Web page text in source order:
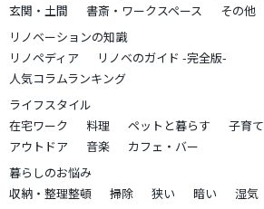
玄関・土間
書斎・ワークスペース
その他
リノベーションの知識
リノペディア
リノベのガイド -完全版-
人気コラムランキング
ライフスタイル
在宅ワーク
料理 ペットと暮らす 子育て
アウトドア
音楽
カフェ・バー
暮らしのお悩み
収納・整理整頓
掃除 狭い 暗い
湿気